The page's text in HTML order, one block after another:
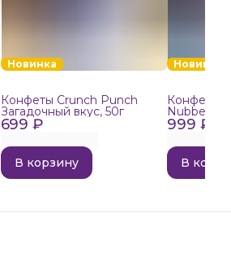
Новинка
699 ₽
Конфеты Crunch Punch
Загадочный вкус, 50г
В корзину
Новинка
999 ₽
Конфеты
Nubbee
В